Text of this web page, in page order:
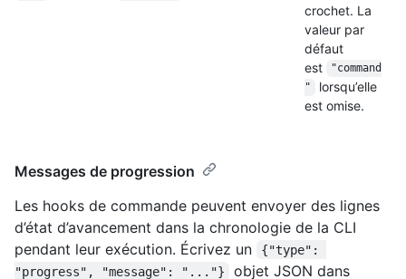
crochet. La
valeur par
défaut
est
"command
"
lorsqu’elle
est omise.
Messages de progression
Les hooks de commande peuvent envoyer des lignes
d’état d’avancement dans la chronologie de la CLI
pendant leur exécution. Écrivez un
{"type":
"progress", "message": "..."}
objet JSON dans